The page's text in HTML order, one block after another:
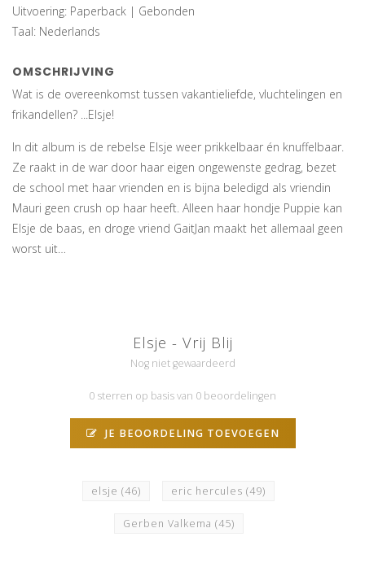
Uitvoering: Paperback | Gebonden
Taal: Nederlands
OMSCHRIJVING
Wat is de overeenkomst tussen vakantieliefde, vluchtelingen en
frikandellen? ...Elsje!
In dit album is de rebelse Elsje weer prikkelbaar én knuffelbaar.
Ze raakt in de war door haar eigen ongewenste gedrag, bezet
de school met haar vrienden en is bijna beledigd als vriendin
Mauri geen crush op haar heeft. Alleen haar hondje Puppie kan
Elsje de baas, en droge vriend GaitJan maakt het allemaal geen
worst uit…
Elsje - Vrij Blij
Nog niet gewaardeerd
0 sterren op basis van 0 beoordelingen
JE BEOORDELING TOEVOEGEN
elsje (46) eric hercules (49)
Gerben Valkema (45)